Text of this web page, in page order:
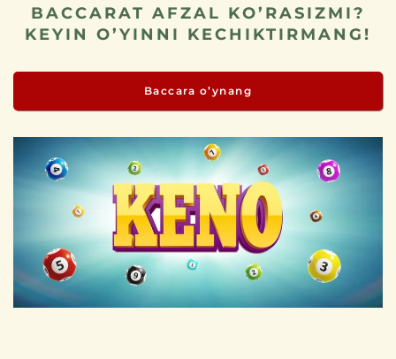
BACCARAT AFZAL KO’RASIZMI?
KEYIN O’YINNI KECHIKTIRMANG!
Baccara o’ynang